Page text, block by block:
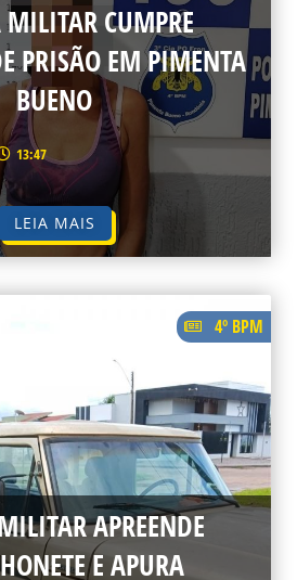
CUMPRE
PRISÃO EM PIMENTA
BUENO
13:47
LEIA MAIS
4º BPM
APREENDE
E APURA